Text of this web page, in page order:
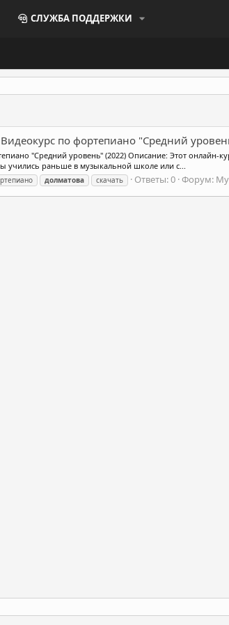
СЛУЖБА ПОДДЕРЖКИ
по фортепиано "Средний
"Средний уровень" (2022) Описание: Этот онлайн-
учились раньше в музыкальной школе или с...
долматова скачать Ответы: 0 Форум: